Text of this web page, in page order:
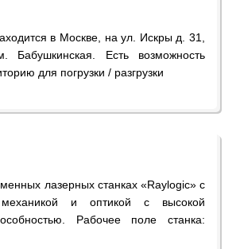
в Москве, на ул. Искры д. 31,
Бабушкинская. Есть возможность
для погрузки / разгрузки
лазерных станках «Raylogic» с
механикой и оптикой с высокой
Рабочее поле станка: